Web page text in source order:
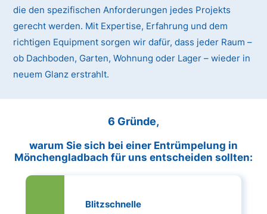
die den spezifischen Anforderungen jedes Projekts
gerecht werden. Mit Expertise, Erfahrung und dem
richtigen Equipment sorgen wir dafür, dass jeder Raum –
ob Dachboden, Garten, Wohnung oder Lager – wieder in
neuem Glanz erstrahlt.
6 Gründe,
warum Sie sich bei einer Entrümpelung in
Mönchengladbach für uns entscheiden sollten:
Blitzschnelle